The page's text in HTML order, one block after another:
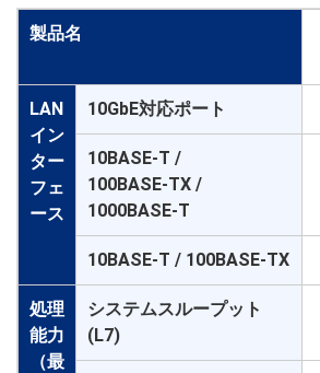
製品名
LAN
イン
ター
フェ
ース
10GbE対応ポート
10BASE-T /
100BASE-TX /
1000BASE-T
10BASE-T / 100BASE-TX
処理
能力
（最
システムスループット
(L7)